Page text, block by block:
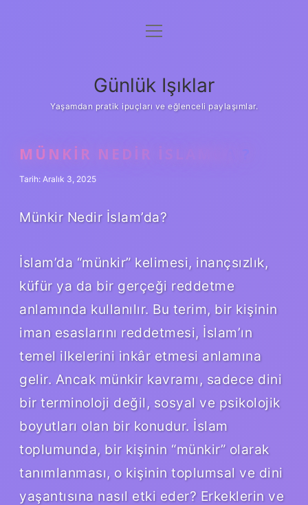
Anasayfa
Yasal Uyarı
menüyü
Günlük Işıklar
Yaşamdan pratik ipuçları ve eğlenceli paylaşımlar.
MÜNKIR NEDIR ISLAMDA ?
Tarih: Aralık 3, 2025
Münkir Nedir İslam’da?
İslam’da “münkir” kelimesi, inançsızlık,
küfür ya da bir gerçeği reddetme
anlamında kullanılır. Bu terim, bir kişinin
iman esaslarını reddetmesi, İslam’ın
temel ilkelerini inkâr etmesi anlamına
gelir. Ancak münkir kavramı, sadece dini
bir terminoloji değil, sosyal ve psikolojik
boyutları olan bir konudur. İslam
toplumunda, bir kişinin “münkir” olarak
tanımlanması, o kişinin toplumsal ve dini
yaşantısına nasıl etki eder? Erkeklerin ve